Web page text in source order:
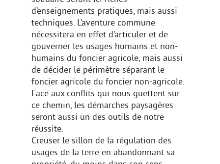
d’enseignements pratiques, mais aussi
techniques. L’aventure commune
nécessitera en effet d’articuler et de
gouverner les usages humains et non-
humains du foncier agricole, mais aussi
de décider le périmètre séparant le
foncier agricole du foncier non-agricole.
Face aux conflits qui nous guettent sur
ce chemin, les démarches paysagères
seront aussi un des outils de notre
réussite.
Creuser le sillon de la régulation des
usages de la terre en abandonnant sa